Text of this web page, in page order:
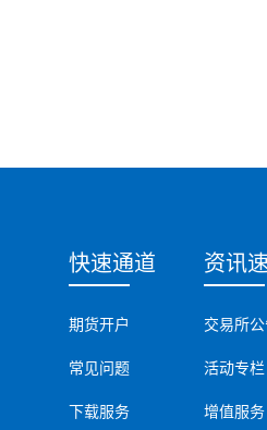
快速通道
期货开户
常见问题
下载服务
资讯
交易所
活动专栏
增值服务